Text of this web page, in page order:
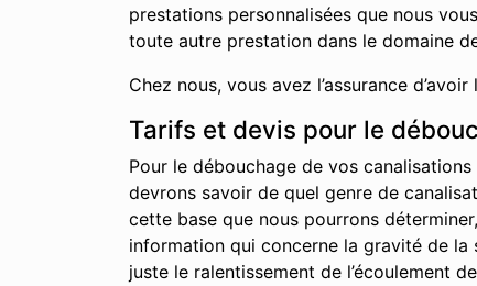
prestations personnalisées que nous
toute autre prestation dans le domaine
Chez nous, vous avez l’assurance
Tarifs et devis pour le
Pour le débouchage de vos
devrons savoir de quel genre de
cette base que nous pourrons
information qui concerne la gravité de
juste le ralentissement de l’écoulement